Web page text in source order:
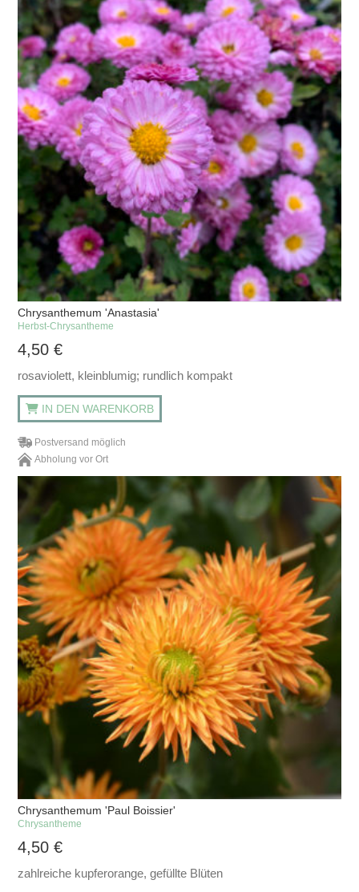
Chrysanthemum 'Anastasia'
Herbst-Chrysantheme
4,50€
rosaviolett, kleinblumig; rundlich kompakt
IN DEN WARENKORB
Postversand möglich
Abholung vor Ort
Chrysanthemum 'Paul Boissier'
Chrysantheme
4,50€
zahlreiche kupferorange, gefüllte Blüten